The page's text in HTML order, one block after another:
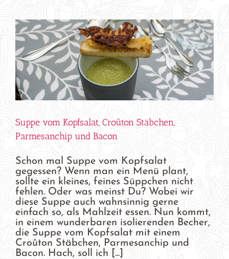
Suppe vom Kopfsalat, Croûton Stäbchen,
Parmesanchip und Bacon
Schon mal Suppe vom Kopfsalat
gegessen? Wenn man ein Menü plant,
sollte ein kleines, feines Süppchen nicht
fehlen. Oder was meinst Du? Wobei wir
diese Suppe auch wahnsinnig gerne
einfach so, als Mahlzeit essen. Nun kommt,
in einem wunderbaren isolierenden Becher,
die Suppe vom Kopfsalat mit einem
Croûton Stäbchen, Parmesanchip und
Bacon. Hach, soll ich [...]